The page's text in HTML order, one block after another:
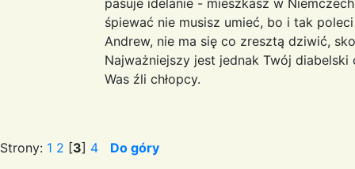
śpiewać nie musisz umieć, bo i tak
Andrew, nie ma się co zresztą dziwić,
Najważniejszy jest jednak Twój
Was źli chłopcy.
Strony: 1 2 [3] 4 Do góry